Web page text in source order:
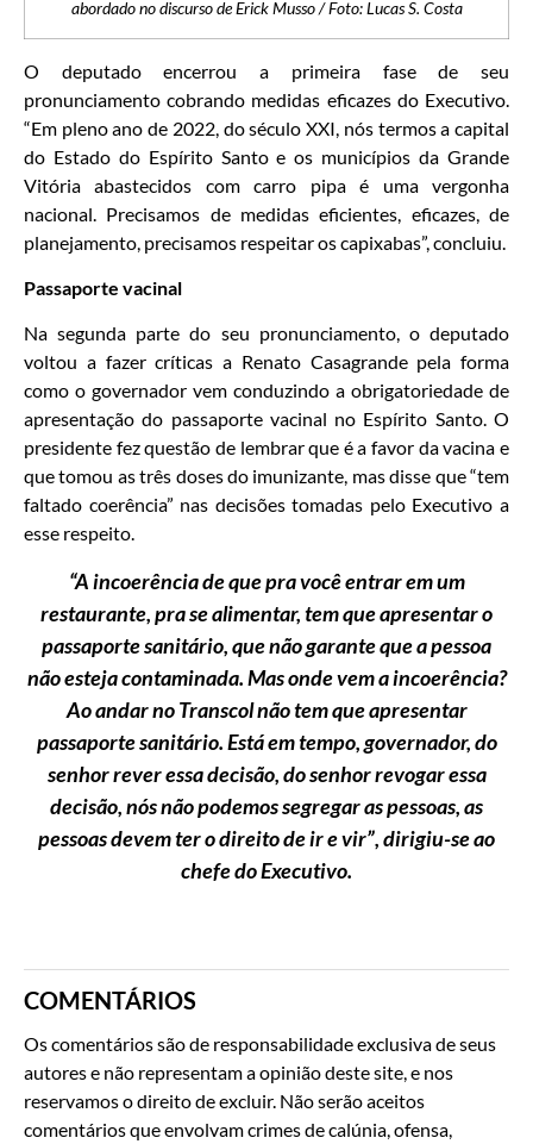
abordado no discurso de Erick Musso / Foto: Lucas S. Costa
O deputado encerrou a primeira fase de seu
pronunciamento cobrando medidas eficazes do Executivo.
“Em pleno ano de 2022, do século XXI, nós termos a capital
do Estado do Espírito Santo e os municípios da Grande
Vitória abastecidos com carro pipa é uma vergonha
nacional. Precisamos de medidas eficientes, eficazes, de
planejamento, precisamos respeitar os capixabas”, concluiu.
Passaporte vacinal
Na segunda parte do seu pronunciamento, o deputado
voltou a fazer críticas a Renato Casagrande pela forma
como o governador vem conduzindo a obrigatoriedade de
apresentação do passaporte vacinal no Espírito Santo. O
presidente fez questão de lembrar que é a favor da vacina e
que tomou as três doses do imunizante, mas disse que “tem
faltado coerência” nas decisões tomadas pelo Executivo a
esse respeito.
“A incoerência de que pra você entrar em um
restaurante, pra se alimentar, tem que apresentar o
passaporte sanitário, que não garante que a pessoa
não esteja contaminada. Mas onde vem a incoerência?
Ao andar no Transcol não tem que apresentar
passaporte sanitário. Está em tempo, governador, do
senhor rever essa decisão, do senhor revogar essa
decisão, nós não podemos segregar as pessoas, as
pessoas devem ter o direito de ir e vir”, dirigiu-se ao
chefe do Executivo.
COMENTÁRIOS
Os comentários são de responsabilidade exclusiva de seus
autores e não representam a opinião deste site, e nos
reservamos o direito de excluir. Não serão aceitos
comentários que envolvam crimes de calúnia, ofensa,